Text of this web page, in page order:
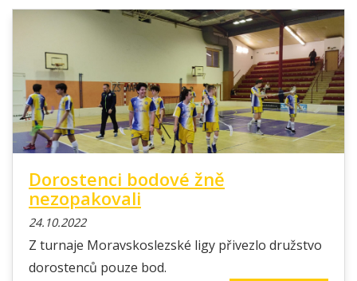
Dorostenci bodové žně
nezopakovali
24.10.2022
Z turnaje Moravskoslezské ligy přivezlo družstvo
dorostenců pouze bod.